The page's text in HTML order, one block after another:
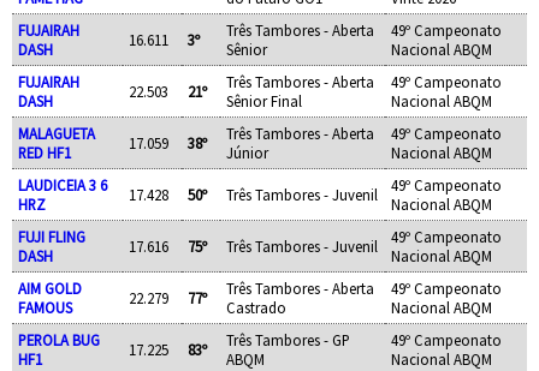
FUJAIRAH
DASH
16.611 3º
Três Tambores - Aberta
Sênior
49º Campeonato
Nacional ABQM
FUJAIRAH
DASH
22.503 21º
Três Tambores - Aberta
Sênior Final
49º Campeonato
Nacional ABQM
MALAGUETA
RED HF1
17.059 38º
Três Tambores - Aberta
Júnior
49º Campeonato
Nacional ABQM
LAUDICEIA 3 6
HRZ
17.428 50º Três Tambores - Juvenil
49º Campeonato
Nacional ABQM
FUJI FLING
DASH
17.616 75º Três Tambores - Juvenil
49º Campeonato
Nacional ABQM
AIM GOLD
FAMOUS
22.279 77º
Três Tambores - Aberta
Castrado
49º Campeonato
Nacional ABQM
PEROLA BUG
HF1
17.225 83º
Três Tambores - GP
ABQM
49º Campeonato
Nacional ABQM